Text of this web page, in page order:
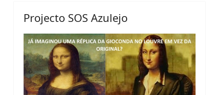
Projecto SOS Azulejo